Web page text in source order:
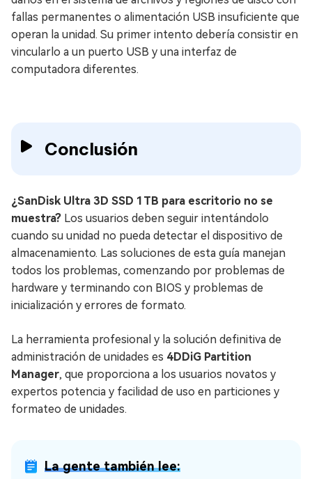
fallas permanentes o alimentación USB insuficiente que
operan la unidad. Su primer intento debería consistir en
vincularlo a un puerto USB y una interfaz de
computadora diferentes.
Conclusión
¿SanDisk Ultra 3D SSD 1TB para escritorio no se
muestra? Los usuarios deben seguir intentándolo
cuando su unidad no pueda detectar el dispositivo de
almacenamiento. Las soluciones de esta guía manejan
todos los problemas, comenzando por problemas de
hardware y terminando con BIOS y problemas de
inicialización y errores de formato.
La herramienta profesional y la solución definitiva de
administración de unidades es 4DDiG Partition
Manager, que proporciona a los usuarios novatos y
expertos potencia y facilidad de uso en particiones y
formateo de unidades.
La gente también lee: